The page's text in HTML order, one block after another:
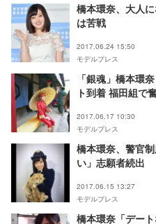
橋本環奈、大人
は苦戦
2017.06.24 15:50
モデルプレス
「銀魂」橋本環
ト到着 福田組で
2017.06.17 10:30
モデルプレス
橋本環奈、警官
い」志願者続出
2017.06.15 13:27
モデルプレス
橋本環奈「デー